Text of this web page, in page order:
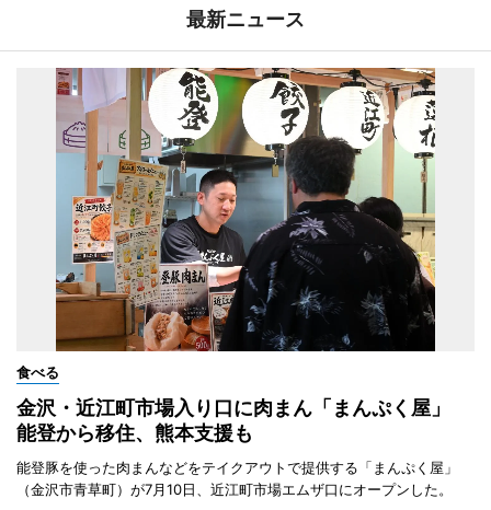
最新ニュース
食べる
金沢・近江町市場入り口に肉まん「まんぷく屋」
能登から移住、熊本支援も
能登豚を使った肉まんなどをテイクアウトで提供する「まんぷく屋」
（金沢市青草町）が7月10日、近江町市場エムザ口にオープンした。